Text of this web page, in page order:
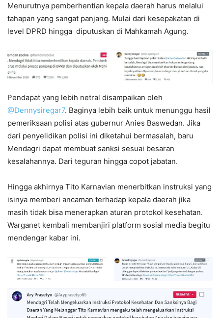
Menurutnya pemberhentian kepala daerah harus melalui
tahapan yang sangat panjang. Mulai dari kesepakatan di
level DPRD hingga diputuskan di Mahkamah Agung.
Pendapat yang lebih netral disampaikan oleh
@Dennysiregar7. Baginya lebih baik untuk menunggu hasil
pemeriksaan polisi atas gubernur Anies Baswedan. Jika
dari penyelidikan polisi ini diketahui bermasalah, baru
Mendagri dapat membuat sanksi sesuai besaran
kesalahannya. Dari teguran hingga copot jabatan.
Hingga akhirnya Tito Karnavian menerbitkan instruksi yang
isinya memberi ancaman terhadap kepala daerah jika
masih tidak bisa menerapkan aturan protokol kesehatan.
Warganet kembali membanjiri platform sosial media begitu
mendengar kabar ini.